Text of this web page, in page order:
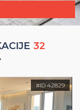
32
#ID 42829